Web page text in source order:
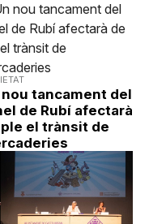
nou tancament del
de Rubí afectarà
el trànsit de